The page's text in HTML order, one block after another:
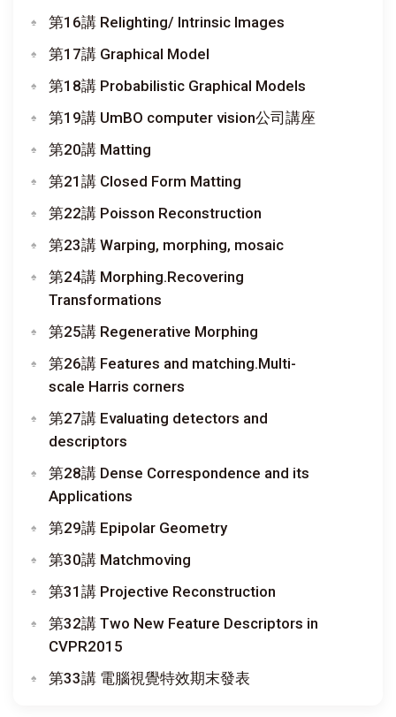
第16講 Relighting/ Intrinsic Images
第17講 Graphical Model
第18講 Probabilistic Graphical Models
第19講 UmBO computer vision公司講座
第20講 Matting
第21講 Closed Form Matting
第22講 Poisson Reconstruction
第23講 Warping, morphing, mosaic
第24講 Morphing.Recovering
Transformations
第25講 Regenerative Morphing
第26講 Features and matching.Multi-
scale Harris corners
第27講 Evaluating detectors and
descriptors
第28講 Dense Correspondence and its
Applications
第29講 Epipolar Geometry
第30講 Matchmoving
第31講 Projective Reconstruction
第32講 Two New Feature Descriptors in
CVPR2015
第33講 電腦視覺特效期末發表